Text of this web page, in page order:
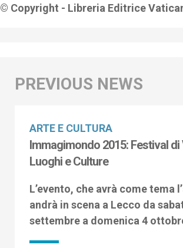
© Copyright - Libreria Editrice
ARTE E CULTURA
Immagimondo 2015: Festival di
Luoghi e Culture
L’evento, che avrà come tema
andrà in scena a Lecco da
settembre a domenica 4